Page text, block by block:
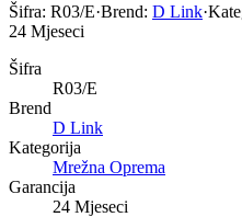
Šifra: R03/E·Brend: D Link·
24 Mjeseci
Šifra
R03/E
Brend
D Link
Kategorija
Mrežna Oprema
Garancija
24 Mjeseci